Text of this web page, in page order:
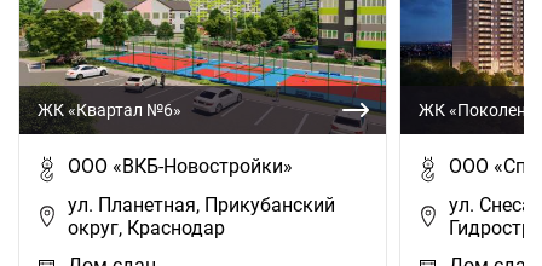
ЖК «Квартал №6»
ООО «ВКБ-Новостройки»
ул. Планетная, Прикубанский
округ, Краснодар
ЖК
ООО
ул.